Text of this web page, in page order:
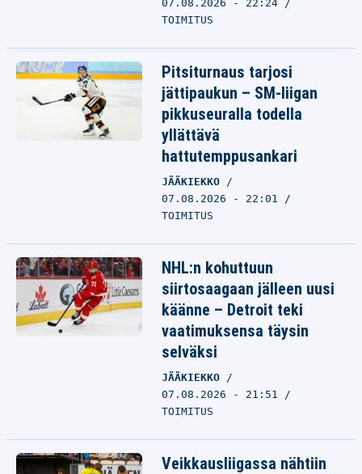
07.08.2026 - 22:24
TOIMITUS
Pitsiturnaus tarjosi
jättipaukun – SM-liigan
pikkuseuralla todella
yllättävä
hattutemppusankari
JÄÄKIEKKO
07.08.2026 - 22:01
TOIMITUS
NHL:n kohuttuun
siirtosaagaan jälleen uusi
käänne – Detroit teki
vaatimuksensa täysin
selväksi
JÄÄKIEKKO
07.08.2026 - 21:51
TOIMITUS
Veikkausliigassa nähtiin